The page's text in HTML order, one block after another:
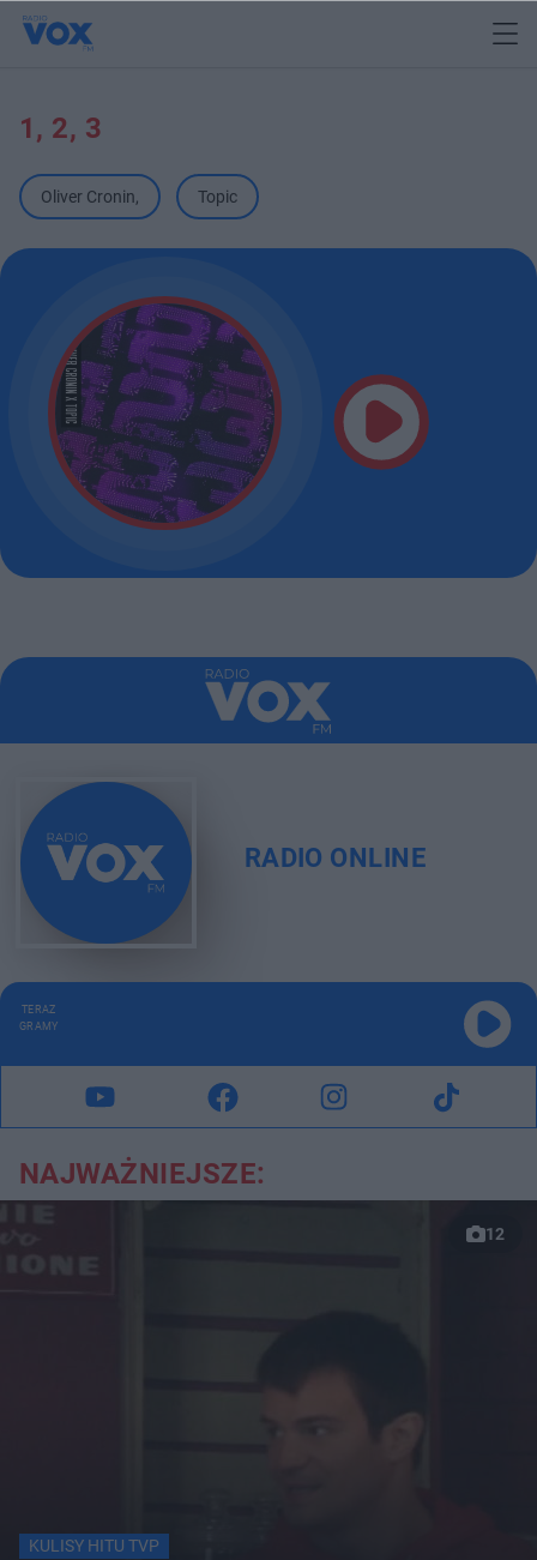
1, 2, 3
Oliver Cronin, Topic
RADIO ONLINE
TERAZ
GRAMY
NAJWAŻNIEJSZE:
12
KULISY HITU TVP